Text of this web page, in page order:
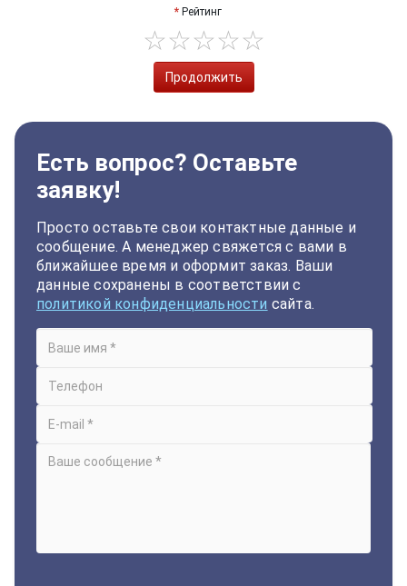
Рейтинг
Продолжить
Есть вопрос? Оставьте
заявку!
Просто оставьте свои контактные данные и
сообщение. А менеджер свяжется с вами в
ближайшее время и оформит заказ. Ваши
данные сохранены в соответствии с
политикой конфиденциальности сайта.